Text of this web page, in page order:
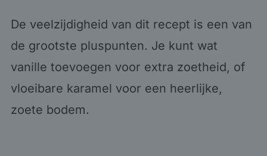
De veelzijdigheid van dit recept is een van
de grootste pluspunten. Je kunt wat
vanille toevoegen voor extra zoetheid, of
vloeibare karamel voor een heerlijke,
zoete bodem.